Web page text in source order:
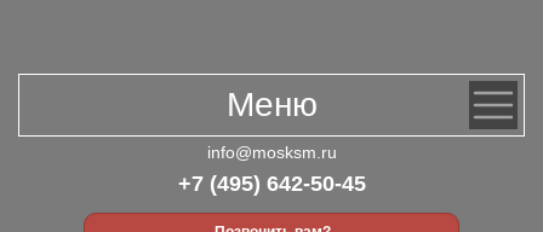
Меню
info@mosksm.ru
+7 (495) 642-50-45